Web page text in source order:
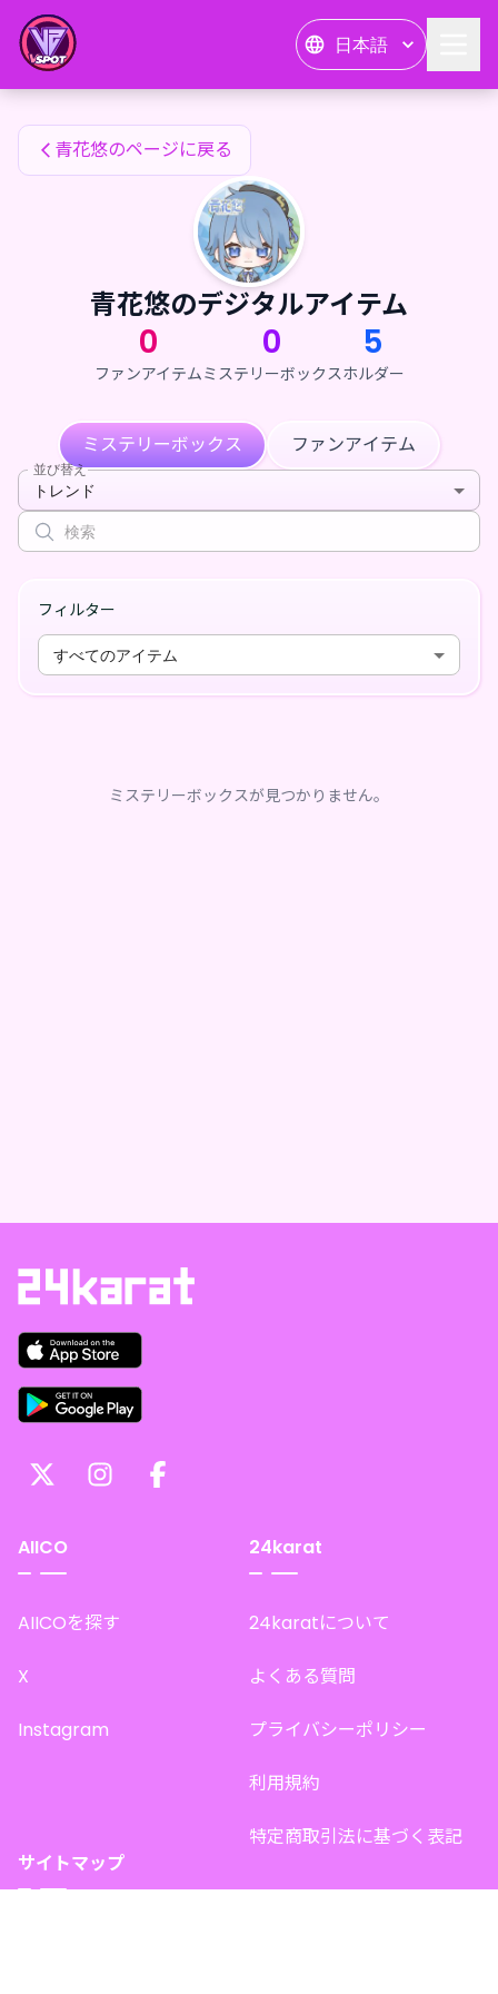
日本語
青花悠のファンアイテム
青花悠のページに戻る
青花悠のデジタルアイテム
0
ファンアイテム
0
ミステリーボックス
5
ホルダー
ミステリーボックス ファンアイテム
並び替え
トレンド
フィルター
すべてのアイテム
ミステリーボックスが見つかりません。
AIICO
AIICOを探す
X
Instagram
24karat
24karatについて
よくある質問
プライバシーポリシー
利用規約
特定商取引法に基づく表記
サイトマップ
青花悠のファンアイテム — 24karat